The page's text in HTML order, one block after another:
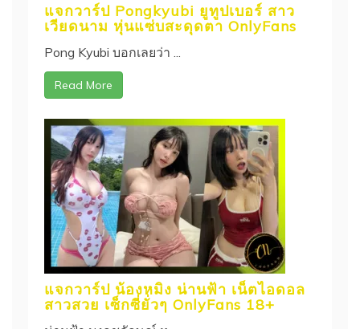
แจกวาร์ป Pongkyubi ยูทูปเบอร์ สาว
เวียดนาม หุ่นแซ่บสะดุดตา OnlyFans
Pong Kyubi บอกเลยว่า ...
Read More
แจกวาร์ป น้องหมิง น่านฟ้า เน็ตไอดอล
สาวสวย เซ็กซี่ยั่วๆ OnlyFans 18+